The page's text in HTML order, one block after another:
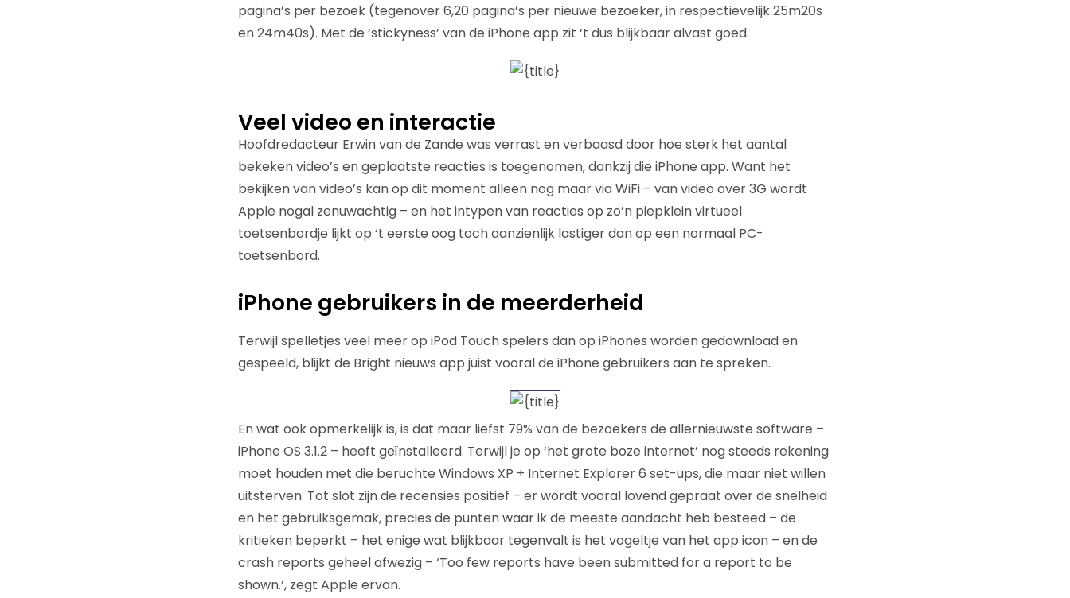
pagina’s per bezoek (tegenover 6,20 pagina’s per nieuwe bezoeker, in respectievelijk 25m20s
en 24m40s). Met de ‘stickyness’ van de iPhone app zit ‘t dus blijkbaar alvast goed.
Veel video en interactie
Hoofdredacteur Erwin van de Zande was verrast en verbaasd door hoe sterk het aantal
bekeken video’s en geplaatste reacties is toegenomen, dankzij die iPhone app. Want het
bekijken van video’s kan op dit moment alleen nog maar via WiFi – van video over 3G wordt
Apple nogal zenuwachtig – en het intypen van reacties op zo’n piepklein virtueel
toetsenbordje lijkt op ‘t eerste oog toch aanzienlijk lastiger dan op een normaal PC-
toetsenbord.
iPhone gebruikers in de meerderheid
Terwijl spelletjes veel meer op iPod Touch spelers dan op iPhones worden gedownload en
gespeeld, blijkt de Bright nieuws app juist vooral de iPhone gebruikers aan te spreken.
En wat ook opmerkelijk is, is dat maar liefst 79% van de bezoekers de allernieuwste software –
iPhone OS 3.1.2 – heeft geïnstalleerd. Terwijl je op ‘het grote boze internet’ nog steeds rekening
moet houden met die beruchte Windows XP + Internet Explorer 6 set-ups, die maar niet willen
uitsterven. Tot slot zijn de recensies positief – er wordt vooral lovend gepraat over de snelheid
en het gebruiksgemak, precies de punten waar ik de meeste aandacht heb besteed – de
kritieken beperkt – het enige wat blijkbaar tegenvalt is het vogeltje van het app icon – en de
crash reports geheel afwezig – ‘Too few reports have been submitted for a report to be
shown.’, zegt Apple ervan.